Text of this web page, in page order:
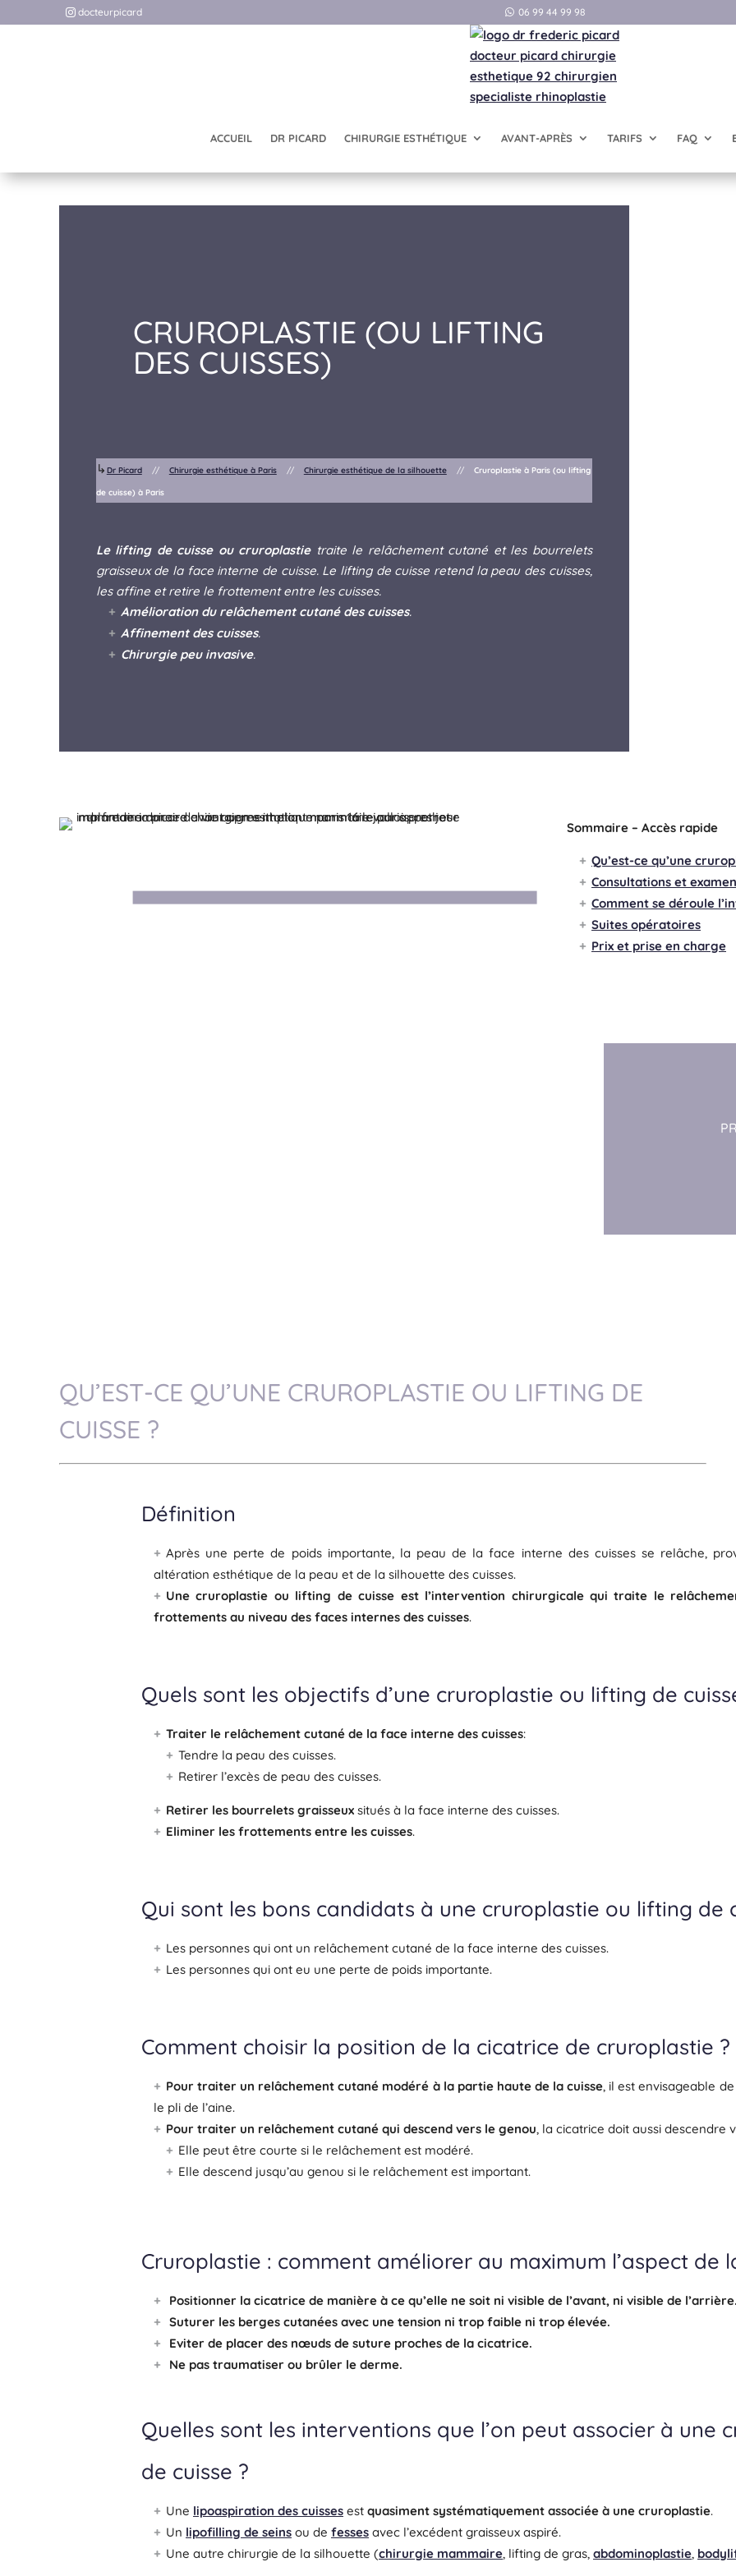
docteurpicard 06 99 44 99 98
ACCUEIL DR PICARD CHIRURGIE ESTHÉTIQUE AVANT-APRÈS TARIFS FAQ
CRUROPLASTIE (OU LIFTING
DES CUISSES)
↳ Dr Picard// Chirurgie esthétique à Paris// Chirurgie esthétique de la silhouette// Cruroplastie à Paris (ou lifting
de cuisse) à Paris
Le lifting de cuisse ou cruroplastietraite le relâchement cutané et les bourrelets
graisseux de la face interne de cuisse. Le lifting de cuisse retend la peau des cuisses,
les affine et retire le frottement entre les cuisses.
Amélioration du relâchement cutané des cuisses.
Affinement des cuisses.
Chirurgie peu invasive.
Sommaire – Accès rapide
Qu’est-ce qu’une
Consultations et
Comment se déroule
Suites opératoires
Prix et prise en charge
QU’EST-CE QU’UNE CRUROPLASTIE OU LIFTING DE
CUISSE ?
Définition
Après une perte de poids importante, la peau de la face interne des cuisses se relâche,
altération esthétique de la peau et de la silhouette des cuisses.
Une cruroplastie ou lifting de cuisse est l’intervention chirurgicale qui traite le
frottements au niveau des faces internes des cuisses.
Quels sont les objectifs d’une cruroplastie ou lifting de
Traiter le relâchement cutané de la face interne des cuisses:
Tendre la peau des cuisses.
Retirer l’excès de peau des cuisses.
Retirer les bourrelets graisseux situés à la face interne des cuisses.
Eliminer les frottements entre les cuisses.
Qui sont les bons candidats à une cruroplastie ou lifting de
Les personnes qui ont un relâchement cutané de la face interne des cuisses.
Les personnes qui ont eu une perte de poids importante.
Comment choisir la position de la cicatrice de cruroplastie ?
Pour traiter un relâchement cutané modéré à la partie haute de la cuisse, il est envisageable
le pli de l’aine.
Pour traiter un relâchement cutané qui descend vers le genou, la cicatrice doit aussi descendre
Elle peut être courte si le relâchement est modéré.
Elle descend jusqu’au genou si le relâchement est important.
Cruroplastie : comment améliorer au maximum l’aspect de
Positionner la cicatrice de manière à ce qu’elle ne soit ni visible de l’avant, ni visible de l’arrière.
Suturer les berges cutanées avec une tension ni trop faible ni trop élevée.
Eviter de placer des nœuds de suture proches de la cicatrice.
Ne pas traumatiser ou brûler le derme.
Quelles sont les interventions que l’on peut associer à une
de cuisse ?
Une lipoaspiration des cuisses est quasiment systématiquement associée à une cruroplastie.
Un lipofilling de seins ou de fesses avec l’excédent graisseux aspiré.
Une autre chirurgie de la silhouette (chirurgie mammaire, lifting de gras, abdominoplastie,